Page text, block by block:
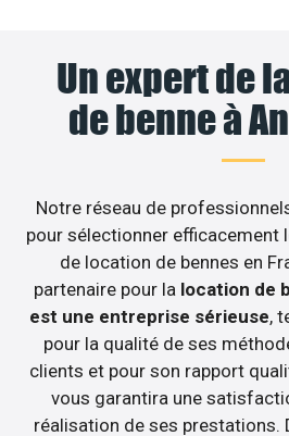
Un expert de
de benne à
Notre réseau de
pour sélectionner efficacement
de location de bennes en
partenaire pour la location de
est une entreprise sérieuse,
pour la qualité de ses
clients et pour son rapport
vous garantira une
réalisation de ses prestations.